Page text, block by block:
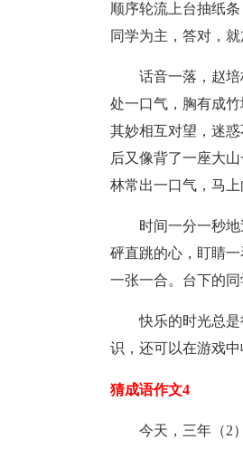
顺序轮流上台抽纸
同学为主，答对，
话音一落，赵
处一口气，胸有成
其妙相互对望，迷
后又像背了一座大
林常出一口气，马上
时间一分一秒
砰直跳的心，盯睛
一张一合。台下的
快乐的时光总
识，还可以在游戏
猜成语作文4
今天，三年（2